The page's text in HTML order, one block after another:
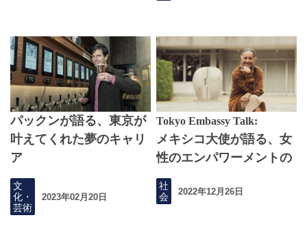
パックンが語る、東京が
叶えてくれた夢のキャリ
ア
文
化・
芸術
2023年02月20日
Tokyo Embassy Talk:
メキシコ大使が語る、女
性のエンパワーメントの
鍵
社
会
2022年12月26日